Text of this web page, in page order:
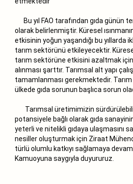
Bu yıl FAO tarafından gıda günün
olarak belirlenmiştir. Küresel
etkisinin yoğun yaşandığı bu yıllarda
tarım sektörünü etkileyecektir.
tarım sektörüne etkisini azaltmak
alınması şarttır. Tarımsal alt yapı
tamamlanması gerekmektedir.
ülkede gıda sorunun başlıca sorun
Tarımsal üretimimizin
potansiyele bağlı olarak gıda
yeterli ve nitelikli gıdaya ulaşmasını
nesiller oluşturmak için Ziraat
türlü olumlu katkıyı sağlamaya
Kamuoyuna saygıyla duyururuz.